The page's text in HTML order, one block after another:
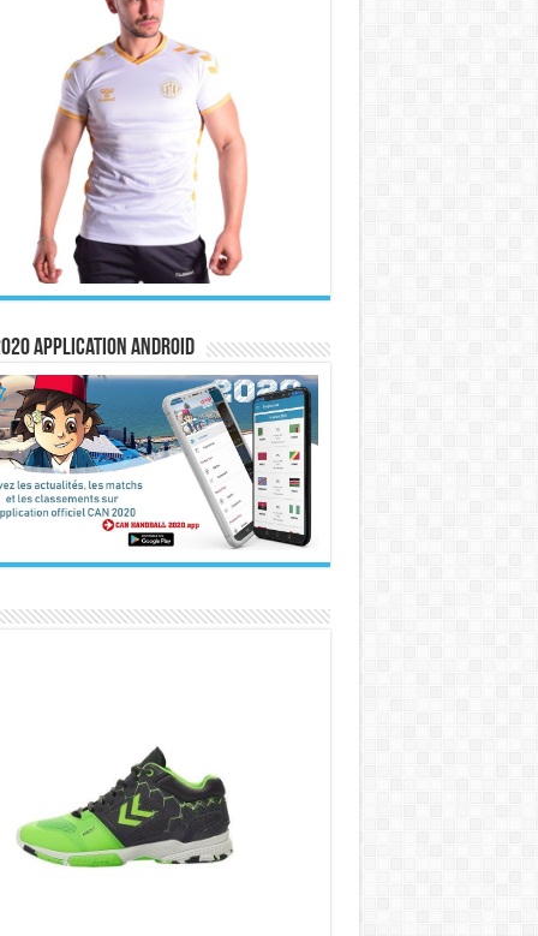
Application Android